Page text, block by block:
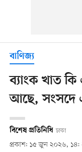
বাণিজ্য
ব্যাংক খাত
আছে, সংসদে
বিশেষ প্রতিনিধি ঢাকা
প্রকাশ: ১৫ জুন ২০২৬, ১৪: